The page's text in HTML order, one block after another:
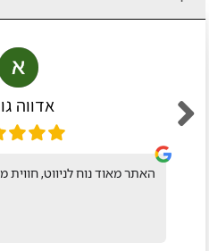
אדווה
האתר מאוד נוח לניווט,